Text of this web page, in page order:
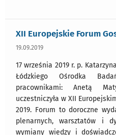
XII Europejskie Forum
19.09.2019
17 września 2019 r. p.
Łódzkiego Ośrodka
pracownikami: Anetą
uczestniczyła w XII
2019. Forum to doroczne
plenarnych, warsztatów i
wymiany wiedzy i